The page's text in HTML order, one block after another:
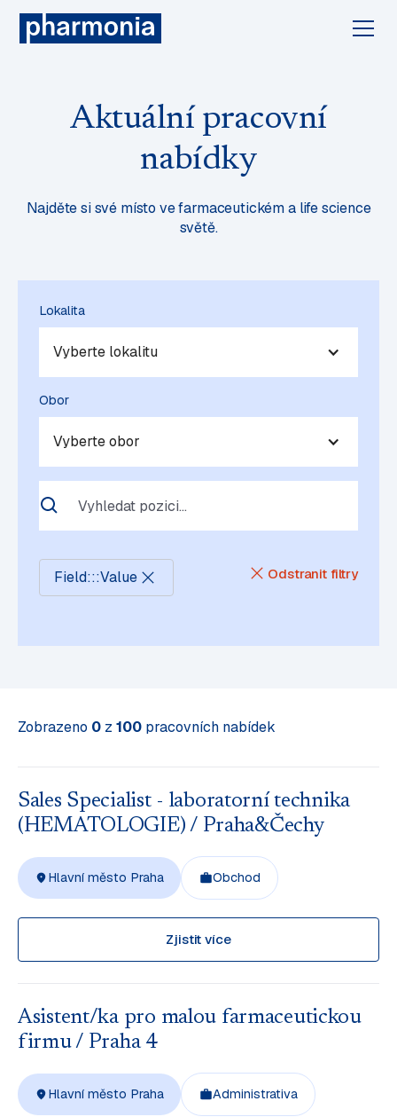
Aktuální pracovní
nabídky
Najděte si své místo ve farmaceutickém a life science
světě.
Lokalita
Vyberte lokalitu
Obor
Vyberte obor
Field:::Value Odstranit filtry
Zobrazeno 0 z 100 pracovních nabídek
Sales Specialist - laboratorní technika
(HEMATOLOGIE) / Praha&Čechy
Hlavní město Praha Obchod
Zjistit více
Asistent/ka pro malou farmaceutickou
firmu / Praha 4
Hlavní město Praha Administrativa